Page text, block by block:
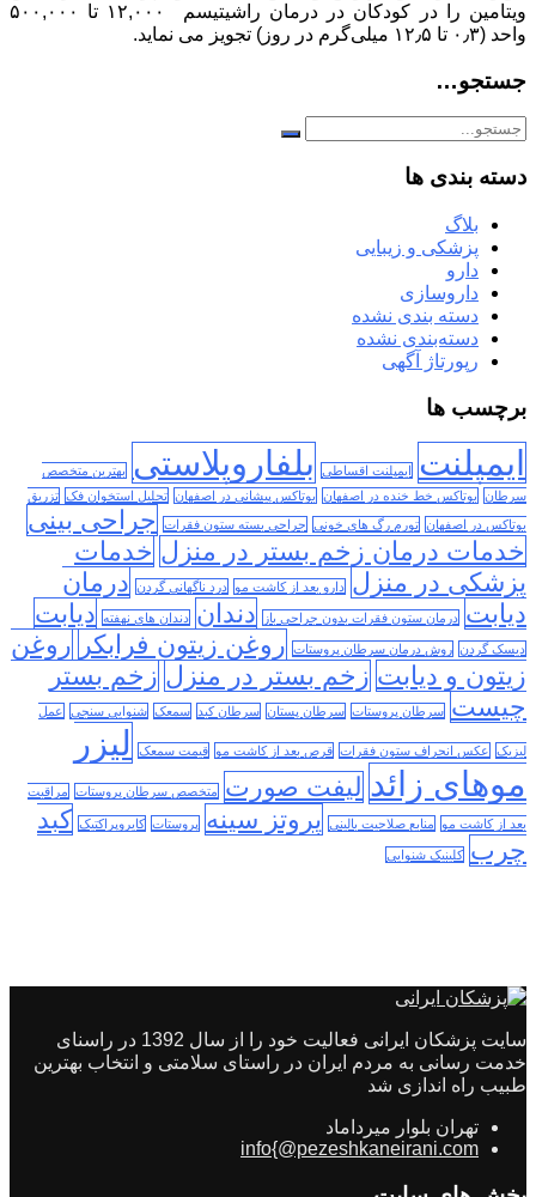
ویتامین را در کودکان در درمان راشیتیسم ۱۲,۰۰۰ تا ۵۰۰,۰۰۰
واحد (۰٫۳ تا ۱۲٫۵ میلی‌گرم در روز) تجویز می نماید.
جستجو…
دسته بندی ها
بلاگ
پزشکی و زیبایی
دارو
داروسازی
دسته بندی نشده
دسته‌بندی نشده
رپورتاژ آگهی
برچسب ها
ایمپلنت ایمپلنت اقساطی بلفاروپلاستی
بهترین متخصص
سرطان بوتاکس خط خنده در اصفهان بوتاکس پیشانی در اصفهان تحلیل استخوان فک تزریق
بوتاکس در اصفهان تورم رگ های خونی جراحی بسته ستون فقرات
جراحی بینی
خدمات درمان زخم بستر در منزل خدمات
پزشکی در منزل دارو بعد از کاشت مو درد ناگهانی گردن درمان
دیابت درمان ستون فقرات بدون جراحی باز دندان دندان های نهفته دیابت
دیسک گردن روش درمان سرطان پروستات روغن زیتون فرابکر روغن
زیتون و دیابت زخم بستر در منزل زخم بستر
چیست سرطان پروستات سرطان پستان سرطان کبد سمعک شنوایی سنجی عمل
لیزیک عکس انحراف ستون فقرات قرص بعد از کاشت مو قیمت سمعک
لیزر
موهای زائد لیفت صورت متخصص سرطان پروستات مراقبت
بعد از کاشت مو منابع صلاحیت بالینی پروتز سینه پروستات کایروپراکتیک کبد
چرب کلینیک شنوایی
سایت پزشکان ایرانی فعالیت خود را از سال 1392 در راسنای
خدمت رسانی به مردم ایران در راستای سلامتی و انتخاب بهترین
طبیب راه اندازی شد
تهران بلوار میرداماد
info{@pezeshkaneirani.com